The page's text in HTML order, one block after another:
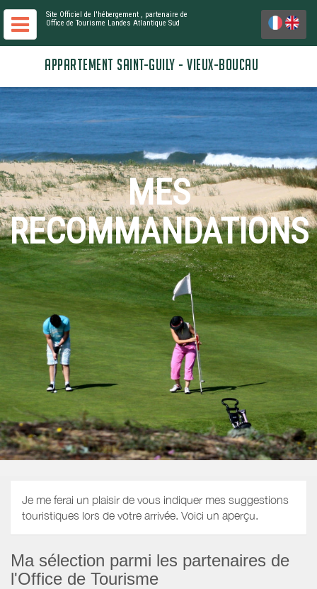
Site Officiel de l'hébergement , partenaire de
Office de Tourisme Landes Atlantique Sud
APPARTEMENT SAINT-GUILY - VIEUX-BOUCAU
MES
RECOMMANDATIONS
Je me ferai un plaisir de vous indiquer mes suggestions
touristiques lors de votre arrivée. Voici un aperçu.
Ma sélection parmi les partenaires de
l'Office de Tourisme